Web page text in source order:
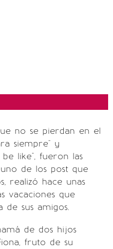
no se pierdan en el
siempre" y
like", fueron las
de los post que
realizó hace unas
vacaciones que
de sus amigos.
de dos hijos
fruto de su